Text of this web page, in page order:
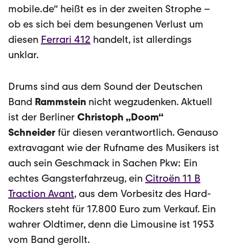
mobile.de“ heißt es in der zweiten Strophe –
ob es sich bei dem besungenen Verlust um
diesen Ferrari 412 handelt, ist allerdings
unklar.
Drums sind aus dem Sound der Deutschen
Band Rammstein nicht wegzudenken. Aktuell
ist der Berliner Christoph „Doom“
Schneider für diesen verantwortlich. Genauso
extravagant wie der Rufname des Musikers ist
auch sein Geschmack in Sa­chen Pkw: Ein
echtes Gangsterfahrzeug, ein Citroën 11 B
Traction Avant, aus dem Vorbesitz des Hard-
Rockers steht für 17.800 Euro zum Verkauf. Ein
wahrer Oldtimer, denn die Limousine ist 1953
vom Band gerollt.